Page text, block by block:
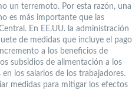
un terremoto. Por esta razón, una
es más importante que las
En EE.UU. la administración
de medidas que incluye el pago
a los beneficios de
subsidios de alimentación a los
los salarios de los trabajadores.
medidas para mitigar los efectos